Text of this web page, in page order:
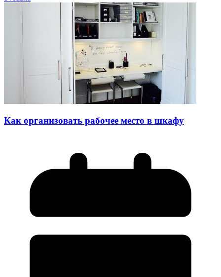
Как организовать рабочее место в шкафу